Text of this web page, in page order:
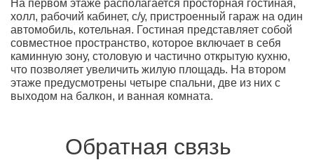
На первом этаже располагается просторная гостиная,
холл, рабочий кабинет, с/у, пристроенный гараж на один
автомобиль, котельная. Гостиная представляет собой
совместное пространство, которое включает в себя
каминную зону, столовую и частично открытую кухню,
что позволяет увеличить жилую площадь. На втором
этаже предусмотрены четыре спальни, две из них с
выходом на балкон, и ванная комната.
Обратная связь